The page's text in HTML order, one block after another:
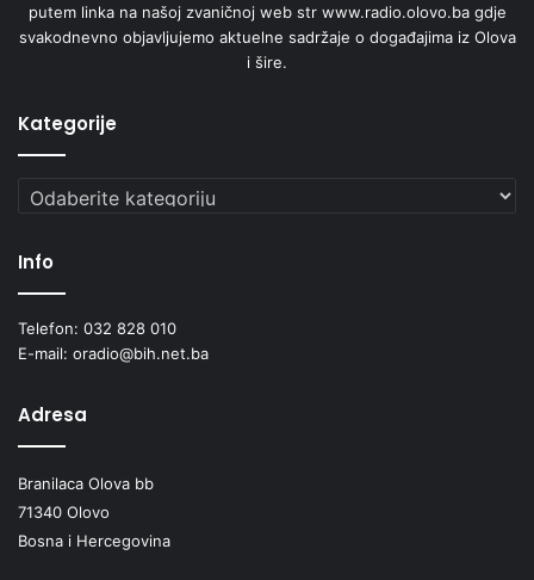
putem linka na našoj zvaničnoj web str www.radio.olovo.ba gdje
svakodnevno objavljujemo aktuelne sadržaje o događajima iz Olova
i šire.
Kategorije
Kategorije
Info
Telefon: 032 828 010
E-mail: oradio@bih.net.ba
Adresa
Branilaca Olova bb
71340 Olovo
Bosna i Hercegovina